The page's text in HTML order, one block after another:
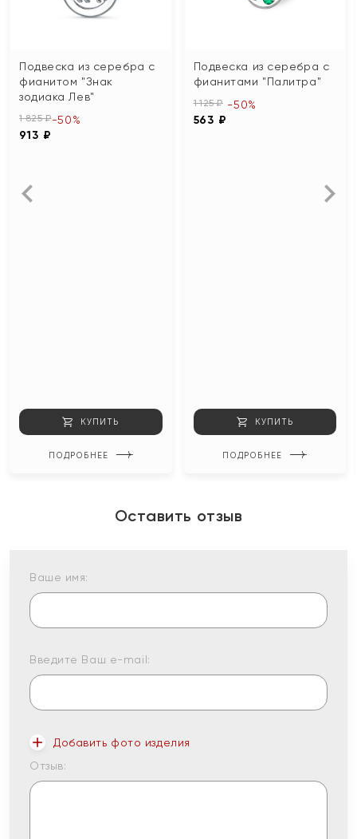
Подвеска из серебра с
фианитом "Знак
зодиака Лев"
1 825 ₽
913 ₽
-50%
КУПИТЬ
ПОДРОБНЕЕ
Подвеска из серебра с
фианитами "Палитра"
1 125 ₽
563 ₽
-50%
КУПИТЬ
ПОДРОБНЕЕ
Оставить отзыв
Ваше имя:
Введите Ваш e-mail:
Добавить фото изделия
Отзыв: